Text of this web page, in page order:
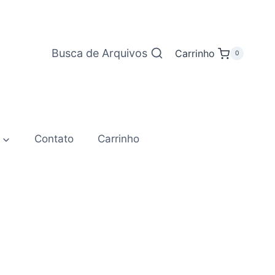
Busca de Arquivos Carrinho 0
Contato Carrinho